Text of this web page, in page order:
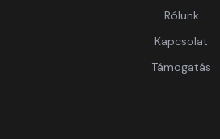
Rólunk
Kapcsolat
Támogatás